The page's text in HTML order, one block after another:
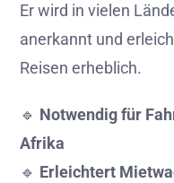
Er wird in vielen
anerkannt und
Reisen erheblich.
🔹 Notwendig für
Afrika
🔹 Erleichtert